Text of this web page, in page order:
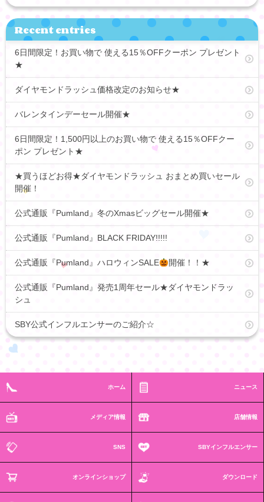
Recent entries
6日間限定！お買い物で 使える15％OFFクーポン プレゼント
★
ダイヤモンドラッシュ価格改定のお知らせ★
バレンタインデーセール開催★
6日間限定！1,500円以上のお買い物で 使える15％OFFクー
ポン プレゼント★
★買うほどお得★ダイヤモンドラッシュ おまとめ買いセール
開催！
公式通販『Pumland』冬のXmasビッグセール開催★
公式通販『Pumland』BLACK FRIDAY!!!!!
公式通販『Pumland』ハロウィンSALE 開催！！★
公式通販『Pumland』発売1周年セール★ダイヤモンドラッ
シュ
SBY公式インフルエンサーのご紹介☆
ホーム ニュース
メディア情報 店舗情報
SNS SBYインフルエンサー
オンラインショップ ダウンロード